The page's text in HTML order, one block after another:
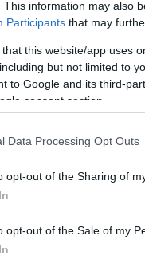
This information may also
Participants that may
that this website/app uses
but not limited to
to Google and its third-
consent section.
Data Processing Opt Outs
opt-out of the Sharing of
opt-out of the Sale of my
gyerekek
vagy
el sok
egy
mindent
amit
hajtotta a kis
amiben
a vizet és